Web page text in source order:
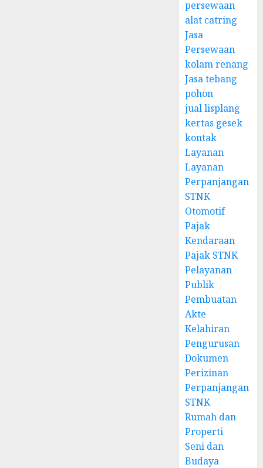
persewaan
alat catring
Jasa
Persewaan
kolam renang
Jasa tebang
pohon
jual lisplang
kertas gesek
kontak
Layanan
Layanan
Perpanjangan
STNK
Otomotif
Pajak
Kendaraan
Pajak STNK
Pelayanan
Publik
Pembuatan
Akte
Kelahiran
Pengurusan
Dokumen
Perizinan
Perpanjangan
STNK
Rumah dan
Properti
Seni dan
Budaya